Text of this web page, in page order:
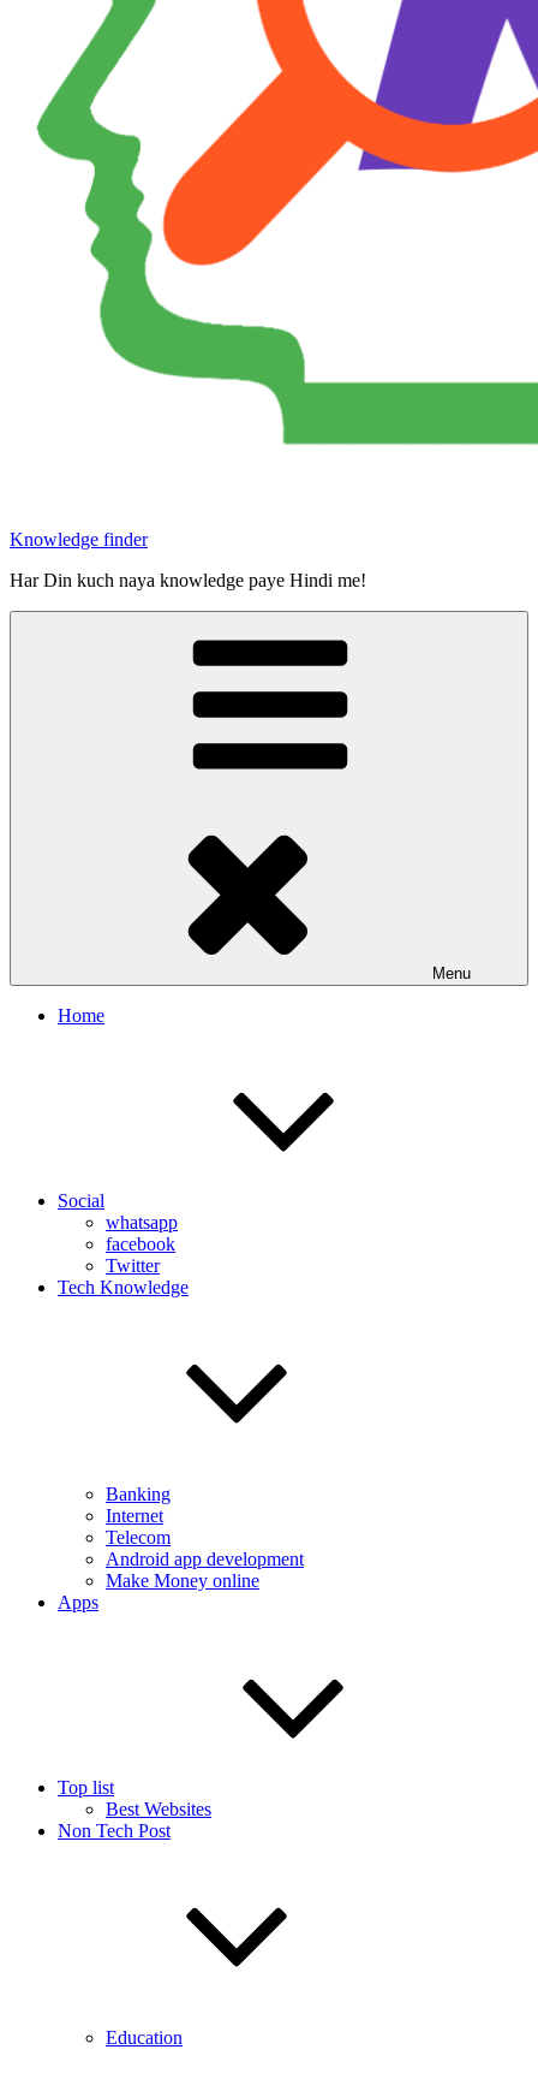
Knowledge finder
Har Din kuch naya knowledge paye Hindi me!
Menu
Home
Social
whatsapp
facebook
Twitter
Tech Knowledge
Banking
Internet
Telecom
Android app development
Make Money online
Apps
Top list
Best Websites
Non Tech Post
Education